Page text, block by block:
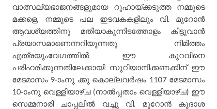
വാത്സല്യഭാജനങ്ങളുമായ റൂഹായ്ക്കടുത്ത നമ്മുടെ
മക്കളെ, നമ്മുടെ പല ഇടവകകളിലും വി. മൂറോന്‍
ആവശ്യത്തിനു മതിയാകുന്നിടത്തോളം കിട്ടുവാന്‍
പ്രയാസമാണെന്നറിയുന്നതു നിമിത്തം
എത്രയുംവേഗത്തില്‍ ഈ കുറവിനെ
പരിഹരിക്കുന്നതിലേക്കായി സുറിയാനിക്കണക്കിന് ഈ
മേടമാസം 9-ാംനു ക്കു കൊല്ലവര്‍ഷം 1107 മേടമാസം
10-ാംനു വെള്ളിയാഴ്ച (നാല്‍പ്പതാം വെള്ളിയാഴ്ച) ഈ
സെമ്മനാരി ചാപ്പലില്‍ വച്ചു വി. മൂറോന്‍ കൂദാശ